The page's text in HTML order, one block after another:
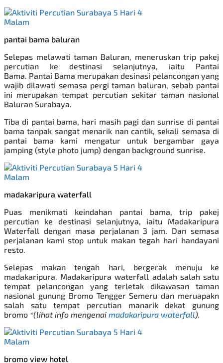
pantai bama baluran
Selepas melawati taman Baluran, meneruskan trip pakej
percutian ke destinasi selanjutnya, iaitu Pantai
Bama. Pantai Bama merupakan desinasi pelancongan yang
wajib dilawati semasa pergi taman baluran, sebab pantai
ini merupakantempat percutiansekitar taman nasional
Baluran Surabaya.
Tiba di pantai bama, hari masih pagi dan sunrise di pantai
bama tanpak sangat menarik nan cantik, sekali semasa di
pantai bama kami mengaturuntuk bergambar gaya
jamping (style photo jump) dengan background sunrise.
madakaripura waterfall
Puas menikmati keindahan pantai bama, trip pakej
percutian ke destinasi selanjutnya, iaitu Madakaripura
Waterfall dengan masa perjalanan 3 jam. Dan semasa
perjalanan kami stop untuk makan tegah hari handayani
resto.
Selepas makan tengah hari, bergerak menuju ke
madakaripura. Madakaripura waterfall adalah salah satu
tempat pelancongan yang terletak dikawasan taman
nasional gunung Bromo Tengger Semeru dan meruapakn
salah satu tempat percutian manarik dekat gunung
bromo *(lihat info mengenai madakaripura waterfall)
bromo view hotel